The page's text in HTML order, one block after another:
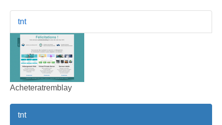
tnt
Acheteratremblay
tnt